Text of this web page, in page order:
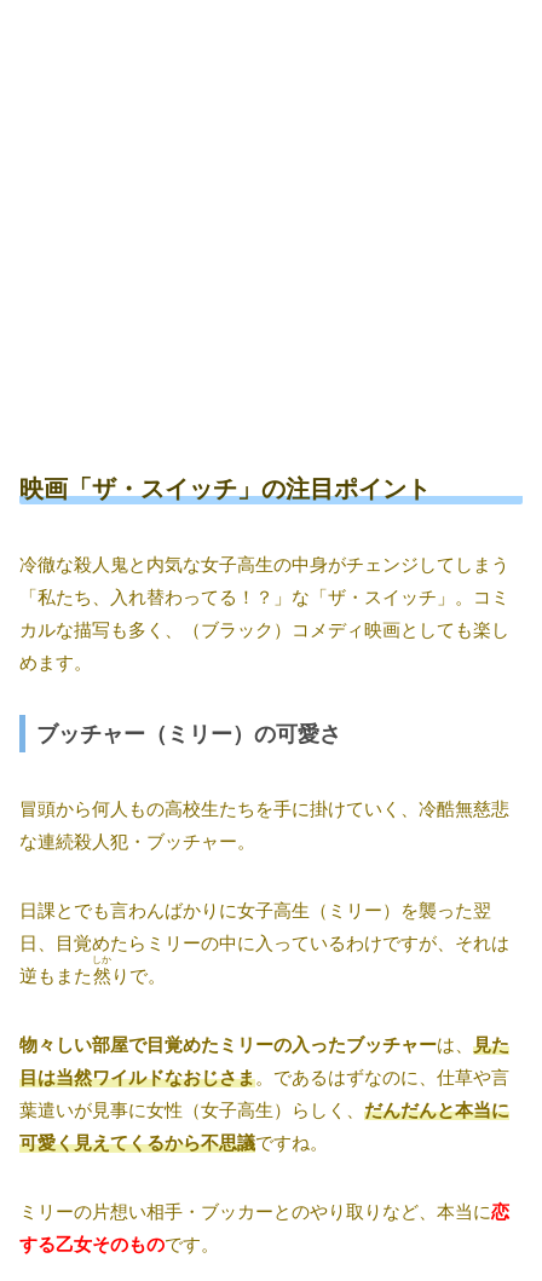
映画「ザ・スイッチ」の注目ポイント
冷徹な殺人鬼と内気な女子高生の中身がチェンジしてしまう
「私たち、入れ替わってる！？」な「ザ・スイッチ」。コミ
カルな描写も多く、（ブラック）コメディ映画としても楽し
めます。
ブッチャー（ミリー）の可愛さ
冒頭から何人もの高校生たちを手に掛けていく、冷酷無慈悲
な連続殺人犯・ブッチャー。
日課とでも言わんばかりに女子高生（ミリー）を襲った翌
日、目覚めたらミリーの中に入っているわけですが、それは
逆もまた然
しか
りで。
物々しい部屋で目覚めたミリーの入ったブッチャーは、 見た
目は当然ワイルドなおじさま。であるはずなのに、仕草や言
葉遣いが見事に女性（女子高生）らしく、 だんだんと本当に
可愛く見えてくるから不思議ですね。
ミリーの片想い相手・ブッカーとのやり取りなど、本当に恋
する乙女そのものです。